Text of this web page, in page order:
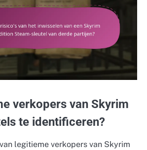
verkopers van Skyrim
te identificeren?
legitieme verkopers van Skyrim